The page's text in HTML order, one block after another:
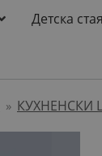
Детска стая
» КУХНЕНСКИ